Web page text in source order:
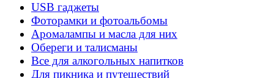
USB гаджеты
Фоторамки и фотоальбомы
Аромалампы и масла для них
Обереги и талисманы
Все для алкогольных напитков
Для пикника и путешествий